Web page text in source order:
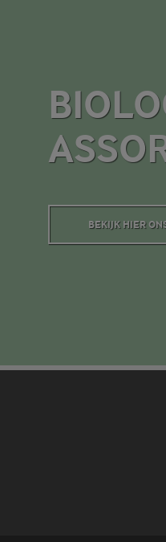
BEKIJK HIER